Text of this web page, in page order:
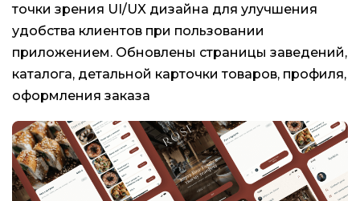
точки зрения UI/UX дизайна для улучшения
удобства клиентов при пользовании
приложением. Обновлены страницы заведений,
каталога, детальной карточки товаров, профиля,
оформления заказа